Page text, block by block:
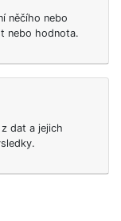
něčího nebo
nebo hodnota.
dat a jejich